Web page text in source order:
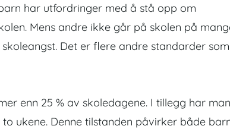
har utfordringer med å stå opp om
Mens andre ikke går på skolen på
Det er flere andre standarder som
enn 25 % av skoledagene. I tillegg har man
ukene. Denne tilstanden påvirker både